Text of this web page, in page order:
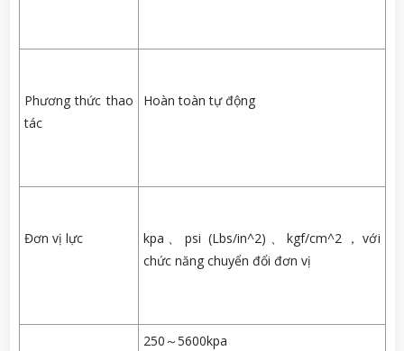
Phương thức thao
tác
Hoàn toàn tự động
Đơn vị lực
kpa、psi (Lbs/in^2)、kgf/cm^2，với
chức năng chuyển đổi đơn vị
250～5600kpa